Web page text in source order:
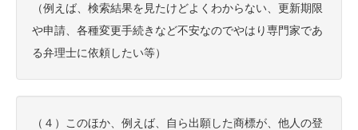
（例えば、検索結果を見たけどよくわからない、更新期限
や申請、各種変更手続きなど不安なのでやはり専門家であ
る弁理士に依頼したい等）
（４）このほか、例えば、自ら出願した商標が、他人の登